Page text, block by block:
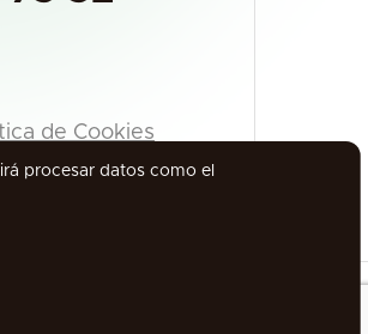
de Cookies
procesar datos como el